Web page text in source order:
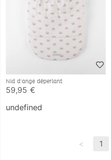
Nid d'ange déperlant
59,95 €
undefined
< 1